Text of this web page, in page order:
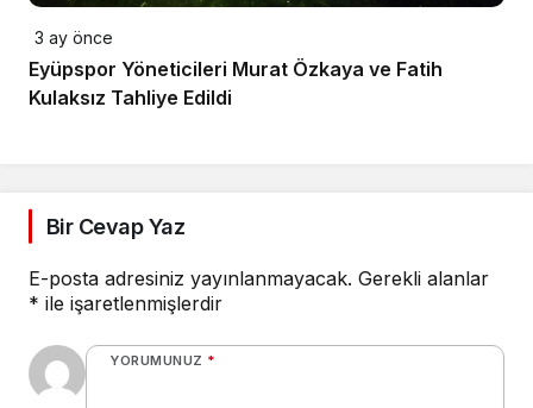
3 ay önce
Eyüpspor Yöneticileri Murat Özkaya ve Fatih
Kulaksız Tahliye Edildi
Bir Cevap Yaz
E-posta adresiniz yayınlanmayacak. Gerekli alanlar
* ile işaretlenmişlerdir
YORUMUNUZ *